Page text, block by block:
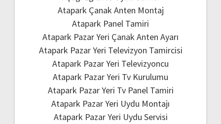
Atapark Çanak Anten Montaj
Atapark Panel Tamiri
Atapark Pazar Yeri Çanak Anten Ayarı
Atapark Pazar Yeri Televizyon Tamircisi
Atapark Pazar Yeri Televizyoncu
Atapark Pazar Yeri Tv Kurulumu
Atapark Pazar Yeri Tv Panel Tamiri
Atapark Pazar Yeri Uydu Montajı
Atapark Pazar Yeri Uydu Servisi